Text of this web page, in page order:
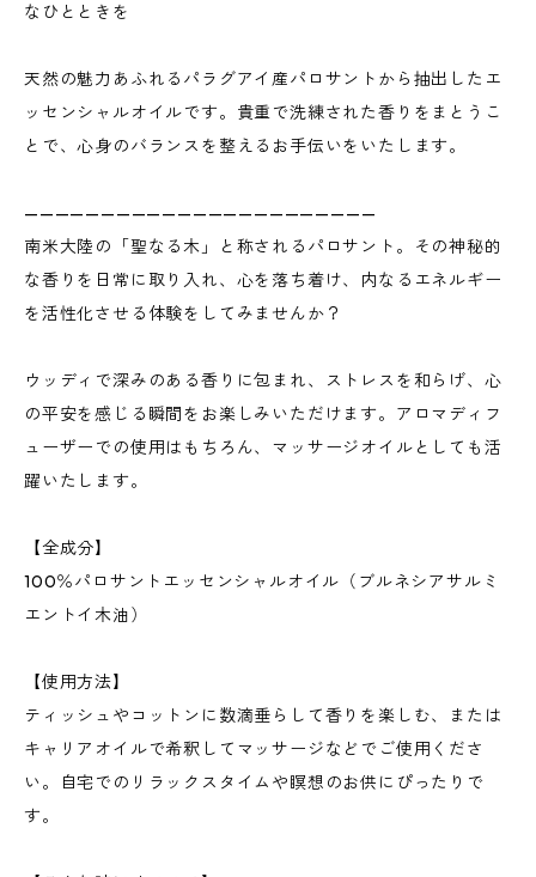
なひとときを
天然の魅力あふれるパラグアイ産パロサントから抽出したエ
ッセンシャルオイルです。貴重で洗練された香りをまとうこ
とで、心身のバランスを整えるお手伝いをいたします。
———————————————————————
南米大陸の「聖なる木」と称されるパロサント。その神秘的
な香りを日常に取り入れ、心を落ち着け、内なるエネルギー
を活性化させる体験をしてみませんか？
ウッディで深みのある香りに包まれ、ストレスを和らげ、心
の平安を感じる瞬間をお楽しみいただけます。アロマディフ
ューザーでの使用はもちろん、マッサージオイルとしても活
躍いたします。
【全成分】
100％パロサントエッセンシャルオイル（ブルネシアサルミ
エントイ木油）
【使用方法】
ティッシュやコットンに数滴垂らして香りを楽しむ、または
キャリアオイルで希釈してマッサージなどでご使用くださ
い。自宅でのリラックスタイムや瞑想のお供にぴったりで
す。